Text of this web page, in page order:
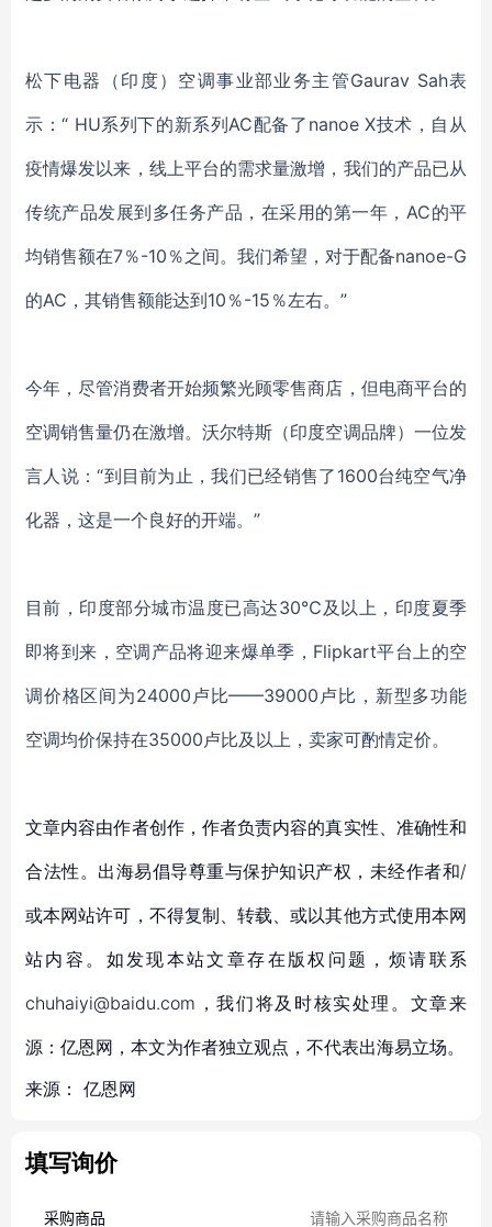
松下电器（印度） 空调事业部业务主管Gaurav Sah表
示：“ HU系列下的新系列AC配备了nanoe X技术，自从
疫情爆发以来， 线上平台的需求量激增 ， 我们的产品已从
传统产品发展到多任务产品 ， 在采用的第一年， AC的平
均销售额在7％-10％之间。我们希望，对于配备nanoe-G
的AC，其销售额能达到10％-15％左右。”
今年，尽管消费者开始频繁光顾零售商店，但电商平台的
空调销售量仍在激增。 沃尔特斯（印度空调品牌） 一位发
言人说：“到目前为止，我们已经销售了 1600台纯空气净
化器 ，这是一个良好的开端。 ”
目前，印度部分城市温度已高达30℃及以上，印度夏季
即将到来，空调产品将迎来爆单季，Flipkart平台上的空
调价格区间为24000卢比——39000卢比，新型多功能
空调均价保持在35000卢比及以上，卖家可酌情定价。
文章内容由作者创作，作者负责内容的真实性、准确性和
合法性。出海易倡导尊重与保护知识产权，未经作者和/
或本网站许可，不得复制、转载、或以其他方式使用本网
站内容。如发现本站文章存在版权问题，烦请联系
chuhaiyi@baidu.com，我们将及时核实处理。文章来
源：亿恩网，本文为作者独立观点，不代表出海易立场。
来源： 亿恩网
填写询价